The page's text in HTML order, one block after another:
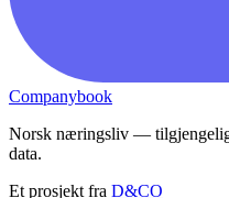
Companybook
Norsk næringsliv —
data.
Et prosjekt fra D&CO